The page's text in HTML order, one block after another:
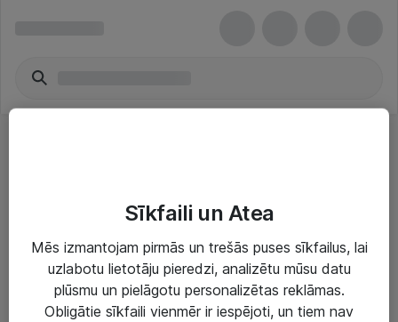
Risinājumi & Pakalpojumi
Sīkfaili un Atea
Mēs izmantojam pirmās un trešās puses sīkfailus, lai
uzlabotu lietotāju pieredzi, analizētu mūsu datu
plūsmu un pielāgotu personalizētas reklāmas.
Obligātie sīkfaili vienmēr ir iespējoti, un tiem nav